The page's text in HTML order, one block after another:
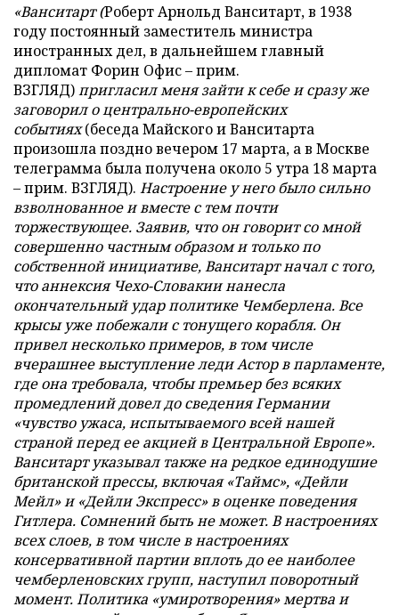
«Ванситарт (Роберт Арнольд Ванситарт, в 1938
году постоянный заместитель министра
иностранных дел, в дальнейшем главный
дипломат Форин Офис – прим.
ВЗГЛЯД)пригласил меня зайти к себе и сразу же
заговорил о центрально-европейских
событиях (беседа Майского и Ванситарта
произошла поздно вечером 17 марта, а в Москве
телеграмма была получена около 5 утра 18 марта
– прим. ВЗГЛЯД). Настроение у него было сильно
взволнованное и вместе с тем почти
торжествующее. Заявив, что он говорит со мной
совершенно частным образом и только по
собственной инициативе, Ванситарт начал с того,
что аннексия Чехо-Словакии нанесла
окончательный удар политике Чемберлена. Все
крысы уже побежали с тонущего корабля. Он
привел несколько примеров, в том числе
вчерашнее выступление леди Астор в парламенте,
где она требовала, чтобы премьер без всяких
промедлений довел до сведения Германии
«чувство ужаса, испытываемого всей нашей
страной перед ее акцией в Центральной Европе».
Ванситарт указывал также на редкое единодушие
британской прессы, включая «Таймс», «Дейли
Мейл» и «Дейли Экспресс» в оценке поведения
Гитлера. Сомнений быть не может. В настроениях
всех слоев, в том числе в настроениях
консервативной партии вплоть до ее наиболее
чемберленовских групп, наступил поворотный
момент. Политика «умиротворения» мертва и